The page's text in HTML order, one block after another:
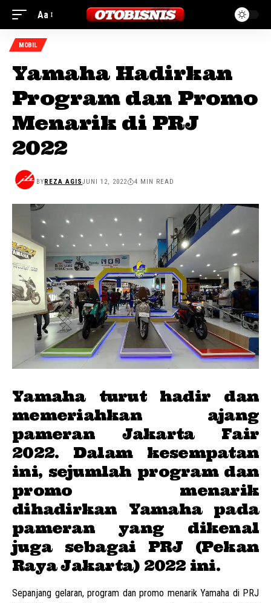
Aa
MOBIL
Yamaha Hadirkan
Program dan Promo
Menarik di PRJ
2022
BYREZA AGISJUNI 12, 2022 4 MIN READ
Yamaha turut hadir dan
memeriahkan ajang
pameran Jakarta Fair
2022. Dalam kesempatan
ini, sejumlah program dan
promo menarik
dihadirkan Yamaha pada
pameran yang dikenal
juga sebagai PRJ (Pekan
Raya Jakarta) 2022 ini.
Sepanjang gelaran, program dan promo menarik Yamaha di PRJ